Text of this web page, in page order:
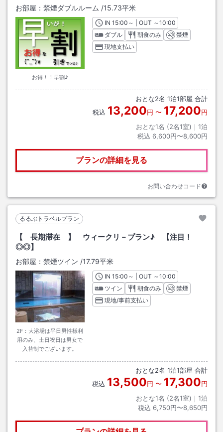
お部屋： 禁煙ダブルルーム /15.73平米
お得！！早割♪
INチェックイン
15:00 ～ | OUT チェックアウト
～10:00
ダブル
朝食のみ
禁煙
現地支払い
おとな2名 1泊1部屋 合計
税込 13,200円 〜 17,200円
おとな1名 (2名1室)｜ 1泊
税込 6,600円〜8,600円
プランの詳細を見る
お問い合わせコード
るるぶトラベルプラン
【 長期滞在 】 ウィークリ－プラン♪ 【注目！
◎◎】
お部屋： 禁煙ツイン /17.79平米
2F：大浴場は平日男性様利
用のみ、土日祝日は男女で
入替制でございます。
INチェックイン
15:00 ～ | OUT チェックアウト
～10:00
ツイン
朝食のみ
禁煙
現地/事前支払い
おとな2名 1泊1部屋 合計
税込 13,500円 〜 17,300円
おとな1名 (2名1室)｜ 1泊
税込 6,750円〜8,650円